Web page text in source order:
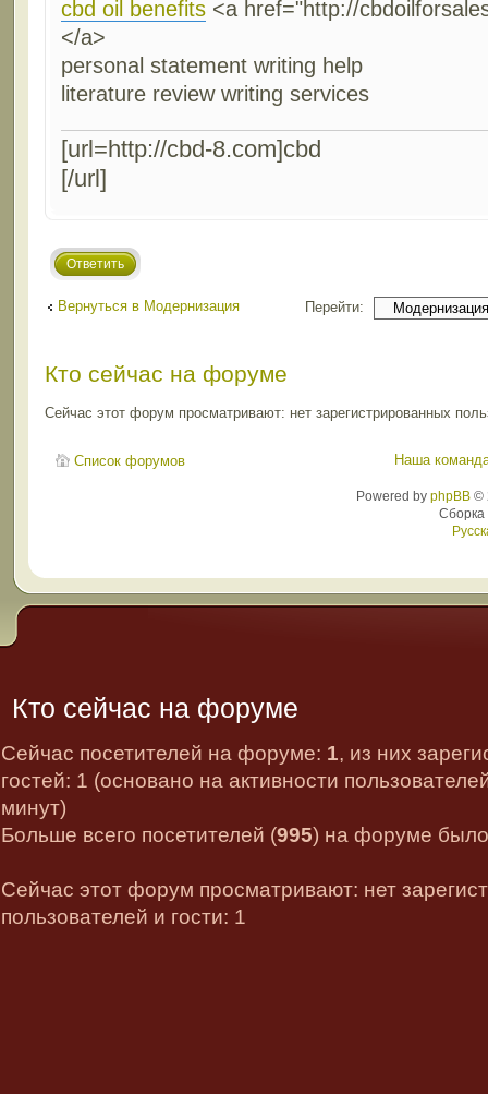
cbd oil benefits<a href="http://
</a>
personal statement writing help
literature review writing services
[url=http://cbd-8.com]cbd
[/url]
Ответить
Вернуться в Модернизация Перейти:
Кто сейчас на форуме
Сейчас этот форум просматривают: нет зарегистрированных
Список форумов Наша
Powered by phpBB©
Кто сейчас на форуме
Сейчас посетителей на форуме: 1, из них
гостей: 1 (основано на активности
минут)
Больше всего посетителей (995) на форуме
Сейчас этот форум просматривают: нет
пользователей и гости: 1